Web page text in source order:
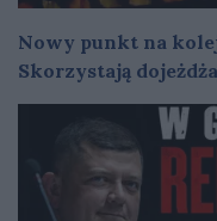
Nowy punkt na
Skorzystają